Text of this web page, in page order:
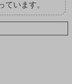
ています。